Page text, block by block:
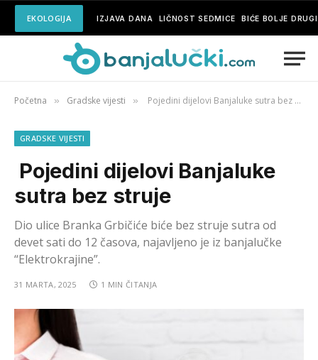
EKOLOGIJA IZJAVA DANA LIČNOST SEDMICE BIĆE BOLJE
Početna » Gradske vijesti » Pojedini dijelovi Banjaluke sutra bez struje
GRADSKE VIJESTI
Pojedini dijelovi Banjaluke
sutra bez struje
Dio ulice Branka Grbičiće biće bez struje sutra od
devet sati do 12 časova, najavljeno je iz banjalučke
“Elektrokrajine”.
31 MARTA, 2025 1 MIN ČITANJA